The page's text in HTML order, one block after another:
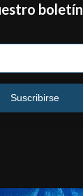
boletín
Suscribirse